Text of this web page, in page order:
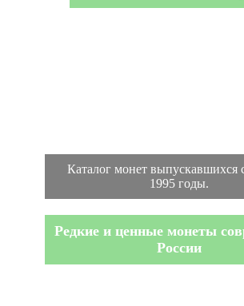
Каталог монет выпускавшихся
1995 годы.
Редкие и ценные монеты
России